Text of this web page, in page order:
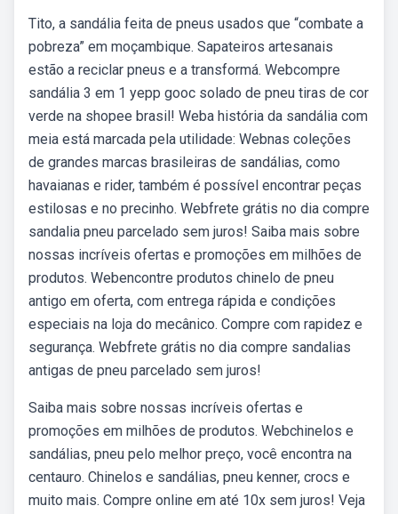
Tito, a sandália feita de pneus usados que “combate a
pobreza” em moçambique. Sapateiros artesanais
estão a reciclar pneus e a transformá. Webcompre
sandália 3 em 1 yepp gooc solado de pneu tiras de cor
verde na shopee brasil! Weba história da sandália com
meia está marcada pela utilidade: Webnas coleções
de grandes marcas brasileiras de sandálias, como
havaianas e rider, também é possível encontrar peças
estilosas e no precinho. Webfrete grátis no dia compre
sandalia pneu parcelado sem juros! Saiba mais sobre
nossas incríveis ofertas e promoções em milhões de
produtos. Webencontre produtos chinelo de pneu
antigo em oferta, com entrega rápida e condições
especiais na loja do mecânico. Compre com rapidez e
segurança. Webfrete grátis no dia compre sandalias
antigas de pneu parcelado sem juros!
Saiba mais sobre nossas incríveis ofertas e
promoções em milhões de produtos. Webchinelos e
sandálias, pneu pelo melhor preço, você encontra na
centauro. Chinelos e sandálias, pneu kenner, crocs e
muito mais. Compre online em até 10x sem juros! Veja